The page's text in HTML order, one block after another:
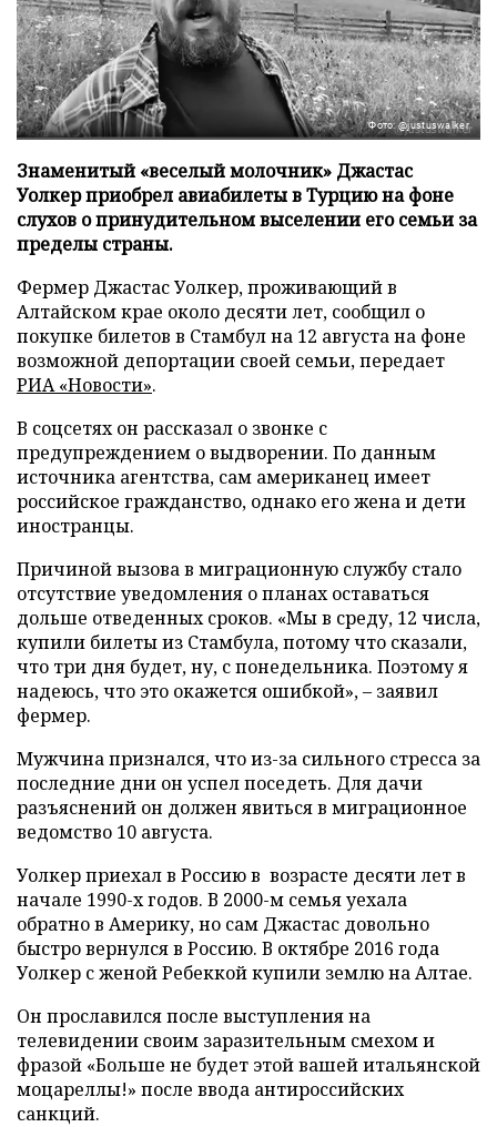
Фото: @justuswalker
Знаменитый «веселый молочник» Джастас
Уолкер приобрел авиабилеты в Турцию на фоне
слухов о принудительном выселении его семьи за
пределы страны.
Фермер Джастас Уолкер, проживающий в
Алтайском крае около десяти лет, сообщил о
покупке билетов в Стамбул на 12 августа на фоне
возможной депортации своей семьи, передает
РИА «Новости».
В соцсетях он рассказал о звонке с
предупреждением о выдворении. По данным
источника агентства, сам американец имеет
российское гражданство, однако его жена и дети
иностранцы.
Причиной вызова в миграционную службу стало
отсутствие уведомления о планах оставаться
дольше отведенных сроков. «Мы в среду, 12 числа,
купили билеты из Стамбула, потому что сказали,
что три дня будет, ну, с понедельника. Поэтому я
надеюсь, что это окажется ошибкой», – заявил
фермер.
Мужчина признался, что из-за сильного стресса за
последние дни он успел поседеть. Для дачи
разъяснений он должен явиться в миграционное
ведомство 10 августа.
Уолкер приехал в Россию в возрасте десяти лет в
начале 1990-х годов. В 2000-м семья уехала
обратно в Америку, но сам Джастас довольно
быстро вернулся в Россию. В октябре 2016 года
Уолкер с женой Ребеккой купили землю на Алтае.
Он прославился после выступления на
телевидении своим заразительным смехом и
фразой «Больше не будет этой вашей итальянской
моцареллы!» после ввода антироссийских
санкций.